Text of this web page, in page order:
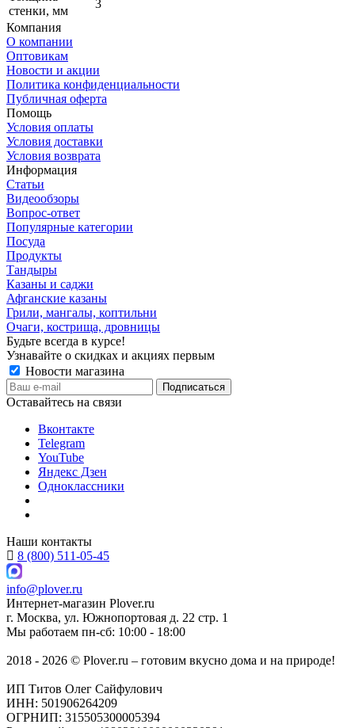
стенки, мм
3
Компания
О компании
Оптовикам
Новости и акции
Политика конфиденциальности
Публичная оферта
Помощь
Условия оплаты
Условия доставки
Условия возврата
Информация
Статьи
Видеообзоры
Вопрос-ответ
Популярные категории
Посуда
Продукты
Тандыры
Казаны и саджи
Афганские казаны
Грили, мангалы, коптильни
Очаги, кострища, дровницы
Будьте всегда в курсе!
Узнавайте о скидках и акциях первым
Новости магазина
Оставайтесь на связи
Вконтакте
Telegram
YouTube
Яндекс Дзен
Одноклассники
Наши контакты
8 (800) 511-05-45
info@plover.ru
Интернет-магазин Plover.ru
г. Москва, ул. Южнопортовая д. 22 стр. 1
Мы работаем пн-сб: 10:00 - 18:00
2018 - 2026 © Plover.ru – готовим вкусно дома и на природе!
ИП Титов Олег Сайфулович
ИНН: 501906264209
ОГРНИП: 315505300005394